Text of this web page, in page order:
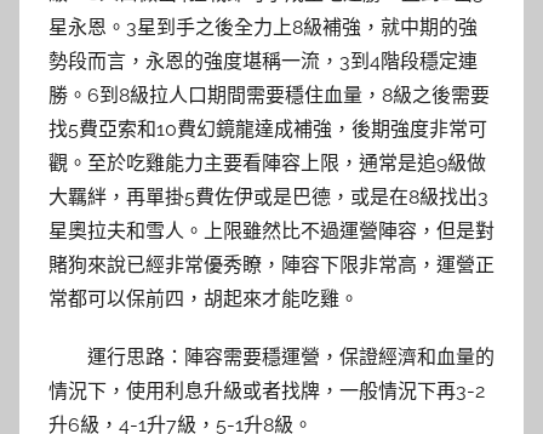
星永恩。3星到手之後全力上8級補強，就中期的強
勢段而言，永恩的強度堪稱一流，3到4階段穩定連
勝。6到8級拉人口期間需要穩住血量，8級之後需要
找5費亞索和10費幻鏡龍達成補強，後期強度非常可
觀。至於吃雞能力主要看陣容上限，通常是追9級做
大羈絆，再單掛5費佐伊或是巴德，或是在8級找出3
星奧拉夫和雪人。上限雖然比不過運營陣容，但是對
賭狗來說已經非常優秀瞭，陣容下限非常高，運營正
常都可以保前四，胡起來才能吃雞。
運行思路：陣容需要穩運營，保證經濟和血量的
情況下，使用利息升級或者找牌，一般情況下再3-2
升6級，4-1升7級，5-1升8級。